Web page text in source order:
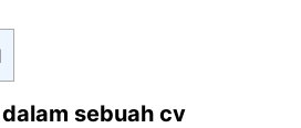
sebuah cv